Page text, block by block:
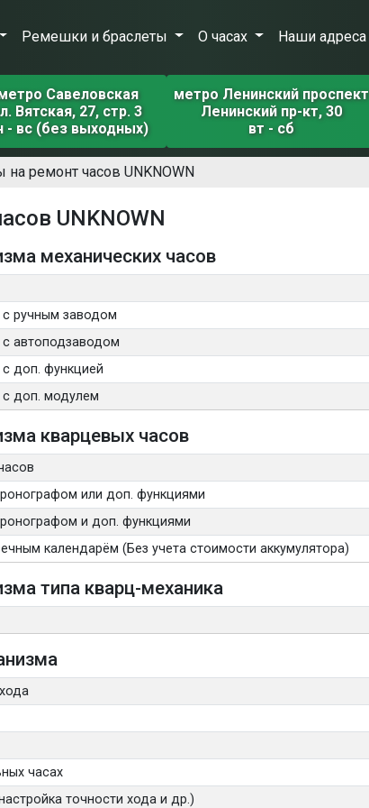
Ремешки и браслеты О часах Наши адреса
Савеловская
Вятская, 27, стр. 3
- вс (без выходных)
метро Ленинский проспект
Ленинский пр-кт, 30
вт - сб
на ремонт часов UNKNOWN
UNKNOWN
механических часов
с ручным заводом
автоподзаводом
доп. функцией
с доп. модулем
кварцевых часов
или доп. функциями
и доп. функциями
календарём (Без учета стоимости аккумулятора)
типа кварц-механика
часах
точности хода и др.)